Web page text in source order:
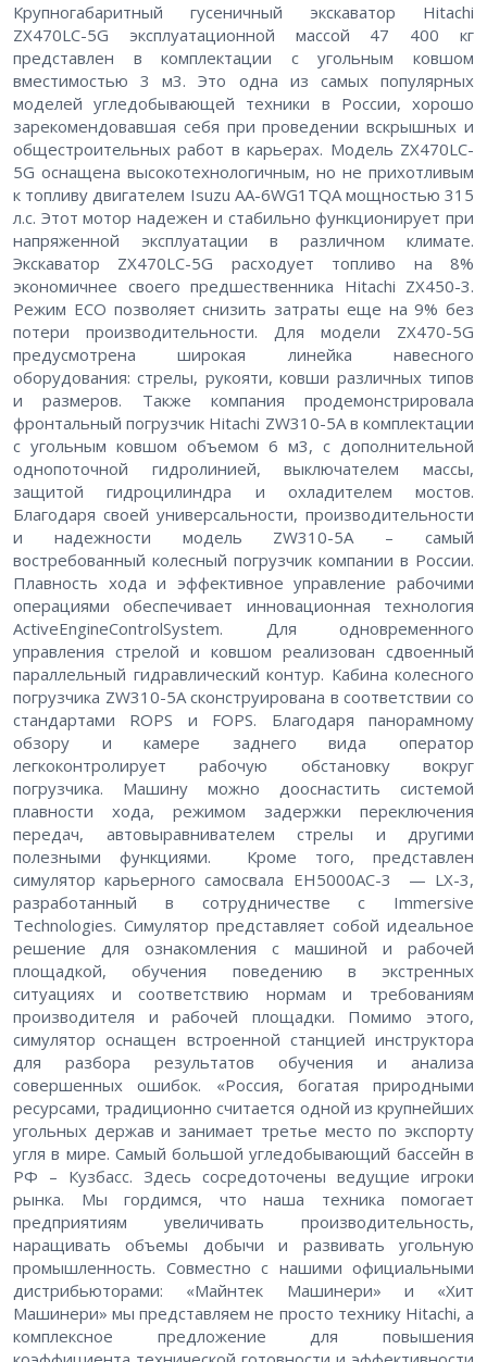
Крупногабаритный гусеничный экскаватор Hitachi
ZX470LC-5G эксплуатационной массой 47 400 кг
представлен в комплектации с угольным ковшом
вместимостью 3 м3. Это одна из самых популярных
моделей угледобывающей техники в России, хорошо
зарекомендовавшая себя при проведении вскрышных и
общестроительных работ в карьерах. Модель ZX470LC-
5G оснащена высокотехнологичным, но не прихотливым
к топливу двигателем Isuzu AA-6WG1TQA мощностью 315
л.с. Этот мотор надежен и стабильно функционирует при
напряженной эксплуатации в различном климате.
Экскаватор ZX470LC-5G расходует топливо на 8%
экономичнее своего предшественника Hitachi ZX450-3.
Режим ЕСО позволяет снизить затраты еще на 9% без
потери производительности. Для модели ZX470-5G
предусмотрена широкая линейка навесного
оборудования: стрелы, рукояти, ковши различных типов
и размеров. Также компания продемонстрировала
фронтальный погрузчик Hitachi ZW310-5A в комплектации
с угольным ковшом объемом 6 м3, с дополнительной
однопоточной гидролинией, выключателем массы,
защитой гидроцилиндра и охладителем мостов.
Благодаря своей универсальности, производительности
и надежности модель ZW310-5А – самый
востребованный колесный погрузчик компании в России.
Плавность хода и эффективное управление рабочими
операциями обеспечивает инновационная технология
ActiveEngineControlSystem. Для одновременного
управления стрелой и ковшом реализован сдвоенный
параллельный гидравлический контур. Кабина колесного
погрузчика ZW310-5А сконструирована в соответствии со
стандартами ROPS и FOPS. Благодаря панорамному
обзору и камере заднего вида оператор
легкоконтролирует рабочую обстановку вокруг
погрузчика. Машину можно дооснастить системой
плавности хода, режимом задержки переключения
передач, автовыравнивателем стрелы и другими
полезными функциями. Кроме того, представлен
симулятор карьерного самосвала EH5000AC-3 — LX-3,
разработанный в сотрудничестве с Immersive
Technologies. Симулятор представляет собой идеальное
решение для ознакомления с машиной и рабочей
площадкой, обучения поведению в экстренных
ситуациях и соответствию нормам и требованиям
производителя и рабочей площадки. Помимо этого,
симулятор оснащен встроенной станцией инструктора
для разбора результатов обучения и анализа
совершенных ошибок. «Россия, богатая природными
ресурсами, традиционно считается одной из крупнейших
угольных держав и занимает третье место по экспорту
угля в мире. Самый большой угледобывающий бассейн в
РФ – Кузбасс. Здесь сосредоточены ведущие игроки
рынка. Мы гордимся, что наша техника помогает
предприятиям увеличивать производительность,
наращивать объемы добычи и развивать угольную
промышленность. Совместно с нашими официальными
дистрибьюторами: «Майнтек Машинери» и «Хит
Машинери» мы представляем не просто технику Hitachi, а
комплексное предложение для повышения